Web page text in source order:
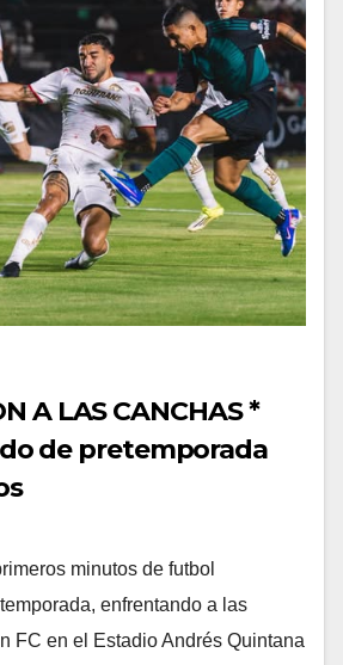
A LAS CANCHAS *
de pretemporada
minutos de futbol
enfrentando a las
FC en el Estadio Andrés Quintana